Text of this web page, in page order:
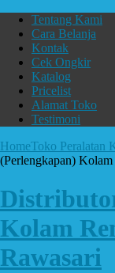
Tentang Kami
Cara Belanja
Kontak
Cek Ongkir
Katalog
Pricelist
Alamat Toko
Testimoni
HomeToko Peralatan
(Perlengkapan)
Kolam
Rawasari